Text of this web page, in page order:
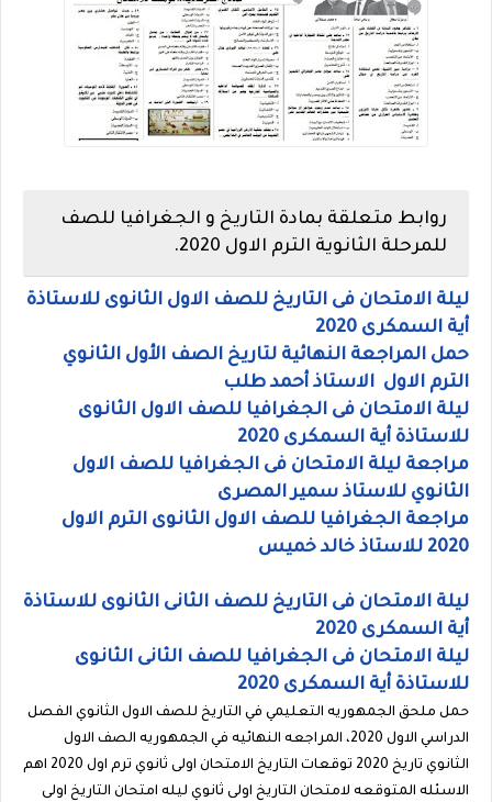
روابط متعلقة بمادة التاريخ و الجغرافيا للصف
للمرحلة الثانوية الترم الاول 2020.
ليلة الامتحان فى التاريخ للصف الاول الثانوى للاستاذة
أية السمكرى 2020
حمل المراجعة النهائية لتاريخ الصف الأول الثانوي
الترم الاول الاستاذ أحمد طلب
ليلة الامتحان فى الجغرافيا للصف الاول الثانوى
للاستاذة أية السمكرى 2020
مراجعة ليلة الامتحان فى الجغرافيا للصف الاول
الثانوي للاستاذ سمير المصرى
مراجعة الجغرافيا للصف الاول الثانوى الترم الاول
2020 للاستاذ خالد خميس
ليلة الامتحان فى التاريخ للصف الثانى الثانوى للاستاذة
أية السمكرى 2020
ليلة الامتحان فى الجغرافيا للصف الثانى الثانوى
للاستاذة أية السمكرى 2020
حمل ملحق الجمهوريه التعليمي في التاريخ للصف الاول الثانوي الفصل
الدراسي الاول 2020، المراجعه النهائيه في الجمهوريه الصف الاول
الثانوي تاريخ 2020 توقعات التاريخ الامتحان اولى ثانوي ترم اول 2020 اهم
الاسئله المتوقعه لامتحان التاريخ اولى ثانوي ليله امتحان التاريخ اولى